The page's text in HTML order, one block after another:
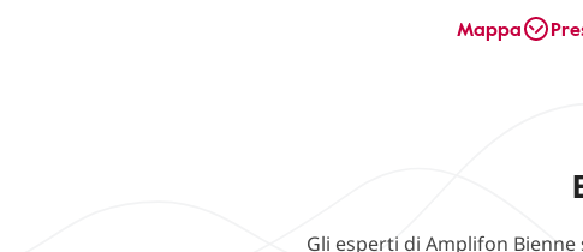
Mappa
Gli esperti di Amplifon